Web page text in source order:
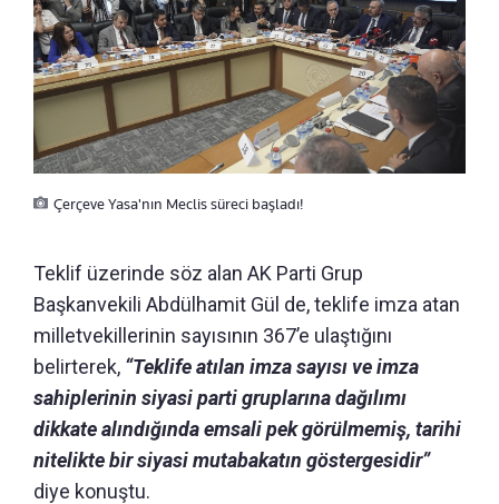
Çerçeve Yasa'nın Meclis süreci başladı!
Teklif üzerinde söz alan AK Parti Grup
Başkanvekili Abdülhamit Gül de, teklife imza atan
milletvekillerinin sayısının 367’e ulaştığını
belirterek, “Teklife atılan imza sayısı ve imza
sahiplerinin siyasi parti gruplarına dağılımı
dikkate alındığında emsali pek görülmemiş, tarihi
nitelikte bir siyasi mutabakatın göstergesidir”
diye konuştu.